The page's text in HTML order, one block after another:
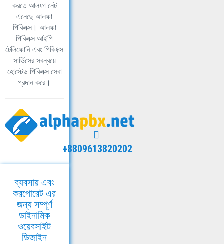
করতে আলফা নেট
এনেছে আলফা
পিবিএক্স। আলফা
পিবিএক্স আইপি
টেলিফোনি এবং পিবিএক্স
সার্ভিসের সবন্বয়ে
হোস্টেড পিবিএক্স সেবা
প্রদান করে।
+8809613820202
ব্যবসায় এবং
করপোরেট এর
জন্য সম্পূর্ণ
ডাইনামিক
ওয়েবসাইট
ডিজাইন